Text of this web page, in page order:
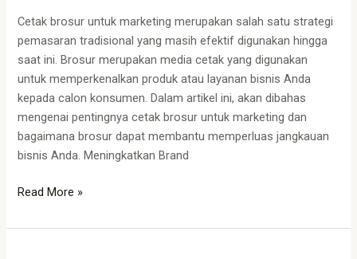
Cetak brosur untuk marketing merupakan salah satu strategi
pemasaran tradisional yang masih efektif digunakan hingga
saat ini. Brosur merupakan media cetak yang digunakan
untuk memperkenalkan produk atau layanan bisnis Anda
kepada calon konsumen. Dalam artikel ini, akan dibahas
mengenai pentingnya cetak brosur untuk marketing dan
bagaimana brosur dapat membantu memperluas jangkauan
bisnis Anda. Meningkatkan Brand
Read More »